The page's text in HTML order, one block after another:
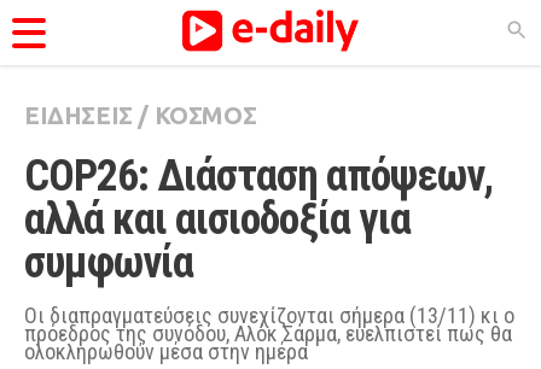
ΚΑΤΗΓΟΡΊΕΣ
Ειδήσεις
Θέματα
Videos
Podcasts
Viral
ΕΙΔΗΣΕΙΣ / ΚΟΣΜΟΣ
COP26: Διάσταση απόψεων,
αλλά και αισιοδοξία για
συμφωνία
Οι διαπραγματεύσεις συνεχίζονται σήμερα (13/11) κι ο
πρόεδρος της συνόδου, Αλόκ Σάρμα, ευελπιστεί πως θα
ολοκληρωθούν μέσα στην ημέρα